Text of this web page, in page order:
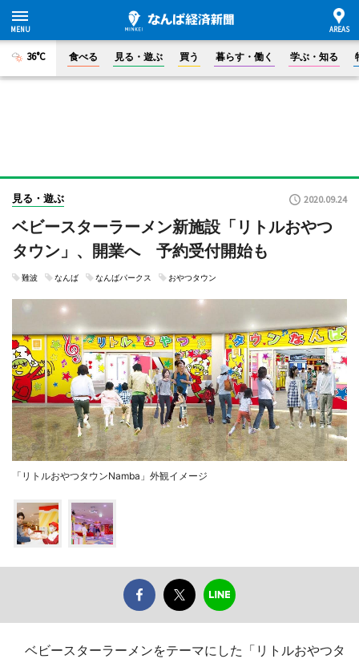
36°C 食べる 見る・遊ぶ 買う 暮らす・働く 学ぶ・知る
見る・遊ぶ 2020.09.24
ベビースターラーメン新施設「リトルおやつ
タウン」、開業へ 予約受付開始も
難波 なんば なんばパークス おやつタウン
「リトルおやつタウンNamba」外観イメージ
ベビースターラーメンをテーマにした「リトルおやつタ